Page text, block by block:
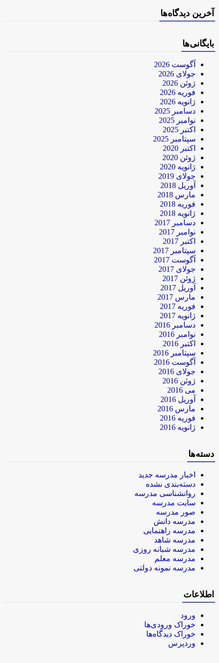
آخرین دیدگاه‌ها
بایگانی‌ها
آگوست 2026
جولای 2026
ژوئن 2026
فوریه 2026
ژانویه 2026
دسامبر 2025
نوامبر 2025
اکتبر 2025
سپتامبر 2025
اکتبر 2020
ژوئن 2020
ژانویه 2020
جولای 2019
آوریل 2018
مارس 2018
فوریه 2018
ژانویه 2018
دسامبر 2017
نوامبر 2017
اکتبر 2017
سپتامبر 2017
آگوست 2017
جولای 2017
ژوئن 2017
آوریل 2017
مارس 2017
فوریه 2017
ژانویه 2017
دسامبر 2016
نوامبر 2016
اکتبر 2016
سپتامبر 2016
آگوست 2016
جولای 2016
ژوئن 2016
می 2016
آوریل 2016
مارس 2016
فوریه 2016
ژانویه 2016
دسته‌ها
اخبار مدرسه جدید
دسته‌بندی نشده
روانشناسی مدرسه
سایت مدرسه
صور مدرسه
مدرسه دانش
مدرسه راهنمایی
مدرسه شاهد
مدرسه شبانه روزی
مدرسه معلم
مدرسه نمونه دولتی
اطلاعات
ورود
خوراک ورودی‌ها
خوراک دیدگاه‌ها
وردپرس